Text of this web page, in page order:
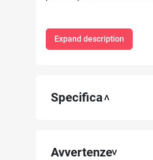
Expand description
Specifica
Avvertenze